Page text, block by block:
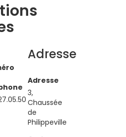
Adresse
Adresse
3,
Chaussée
de
Philippeville